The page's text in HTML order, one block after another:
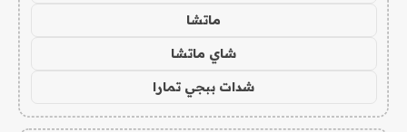
ماتشا
شاي ماتشا
شدات ببجي تمارا